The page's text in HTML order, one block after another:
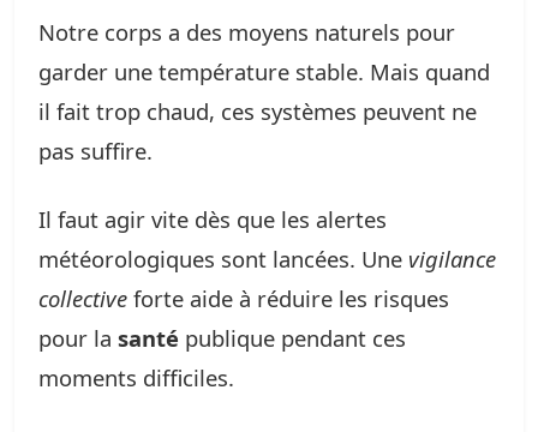
Notre corps a des moyens naturels pour
garder une température stable. Mais quand
il fait trop chaud, ces systèmes peuvent ne
pas suffire.
Il faut agir vite dès que les alertes
météorologiques sont lancées. Une vigilance
collective forte aide à réduire les risques
pour la santé publique pendant ces
moments difficiles.